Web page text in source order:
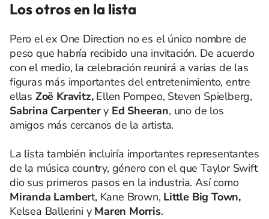
Los otros en la lista
Pero el ex One Direction no es el único nombre de
peso que habría recibido una invitación. De acuerdo
con el medio, la celebración reunirá a varias de las
figuras más importantes del entretenimiento, entre
ellas Zoë Kravitz,Ellen Pompeo, Steven Spielberg,
Sabrina Carpentery Ed Sheeran, uno de los
amigos más cercanos de la artista.
La lista también incluiría importantes representantes
de la música country, género con el que Taylor Swift
dio sus primeros pasos en la industria. Así como
Miranda Lambert, Kane Brown, Little Big Town,
Kelsea Ballerini y Maren Morris.